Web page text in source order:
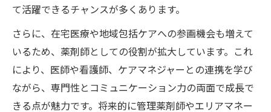
て活躍できるチャンスが多くあります。
さらに、在宅医療や地域包括ケアへの参画機会も増えて
いるため、薬剤師としての役割が拡大しています。これ
により、医師や看護師、ケアマネジャーとの連携を学び
ながら、専門性とコミュニケーション力の両面で成長で
きる点が魅力です。将来的に管理薬剤師やエリアマネー